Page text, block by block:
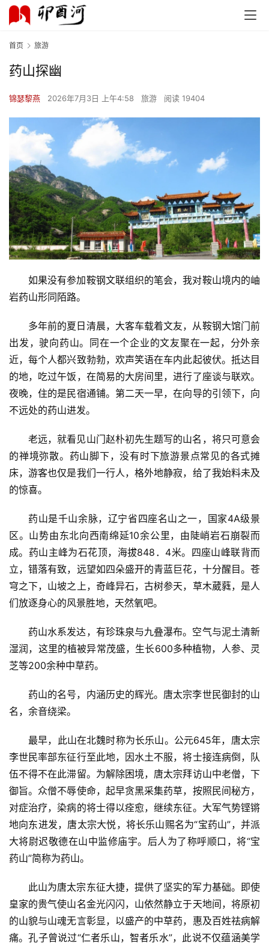
首页 旅游
药山探幽
锦瑟黎燕 2026年7月3日 上午4:58 旅游 阅读 19404
如果没有参加鞍钢文联组织的笔会，我对鞍山境内的岫
岩药山形同陌路。
多年前的夏日清晨，大客车载着文友，从鞍钢大馆门前
出发，驶向药山。同在一个企业的文友聚在一起，分外亲
近，每个人都兴致勃勃，欢声笑语在车内此起彼伏。抵达目
的地，吃过午饭，在简易的大房间里，进行了座谈与联欢。
夜晚，住的是民宿通铺。第二天一早，在向导的引领下，向
不远处的药山进发。
老远，就看见山门赵朴初先生题写的山名，将只可意会
的禅境弥散。药山脚下，没有时下旅游景点常见的各式摊
床，游客也仅是我们一行人，格外地静寂，给了我始料未及
的惊喜。
药山是千山余脉，辽宁省四座名山之一，国家4A级景
区。山势由东北向西南绵延10余公里，由陡峭岩石崩裂而
成。药山主峰为石花顶，海拔848．4米。四座山峰联背而
立，错落有致，远望如四朵盛开的青蓝巨花，十分醒目。苍
穹之下，山坡之上，奇峰异石，古树参天，草木葳蕤，是人
们放逐身心的风景胜地，天然氧吧。
药山水系发达，有珍珠泉与九叠瀑布。空气与泥土清新
湿润，这里的植被异常茂盛，生长600多种植物，人参、灵
芝等200余种中草药。
药山的名号，内涵历史的辉光。唐太宗李世民御封的山
名，余音绕梁。
最早，此山在北魏时称为长乐山。公元645年，唐太宗
李世民率部东征行至此地，因水土不服，将士接连病倒，队
伍不得不在此滞留。为解除困境，唐太宗拜访山中老僧，下
御旨。众僧不辱使命，起早贪黑采集药草，按照民间秘方，
对症治疗，染病的将士得以痊愈，继续东征。大军气势铿锵
地向东进发，唐太宗大悦，将长乐山赐名为“宝药山”，并派
大将尉迟敬德在山中监修庙宇。后人为了称呼顺口，将“宝
药山”简称为药山。
此山为唐太宗东征大捷，提供了坚实的军力基础。即使
皇家的贵气使山名金光闪闪，山依然静立于天地间，将原初
的山貌与山魂无言彰显，以盛产的中草药，惠及百姓祛病解
痛。孔子曾说过“仁者乐山，智者乐水”，此说不仅蕴涵美学